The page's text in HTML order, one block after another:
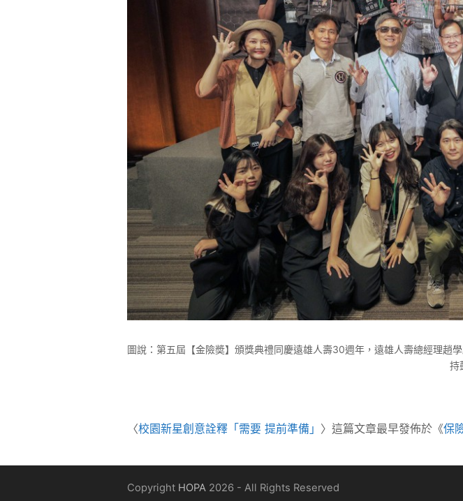
圖說：第五屆【金險奬】頒獎典禮同慶遠雄人壽30週年，遠雄人壽總經理趙
持
〈校園新星創意詮釋「需要 提前準備」 〉這篇文章最早發佈於《保
Copyright HOPA 2026 - All Rights Reserved